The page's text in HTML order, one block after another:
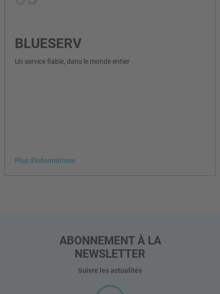
BLUESERV
Un service fiable, dans le monde entier
Plus d'informations
ABONNEMENT À LA
NEWSLETTER
Suivre les actualités